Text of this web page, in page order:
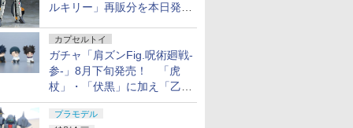
ルキリー」再販分を本日発
カプセルトイ
ガチャ「肩ズンFig.呪術廻戦-
参-」8月下旬発売！ 「虎
杖」・「伏黒」に加え「乙
骨」・「脹相」がラインナッ
プ
プラモデル